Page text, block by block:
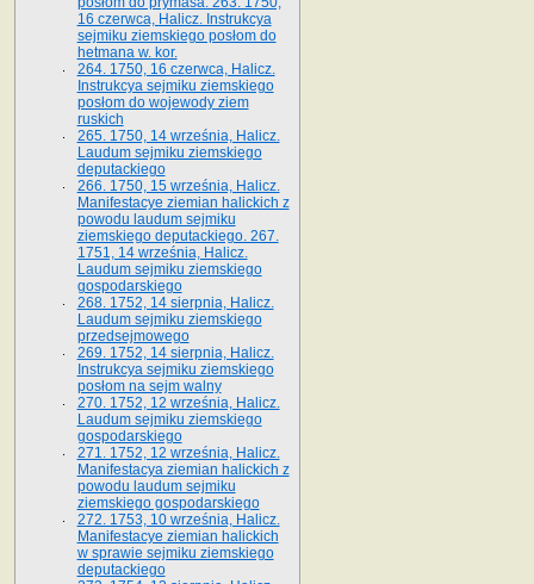
16 czerwca, Halicz. Instrukcya
sejmiku ziemskiego posłom do
hetmana w. kor.
264. 1750, 16 czerwca, Halicz.
Instrukcya sejmiku ziemskiego
posłom do wojewody ziem
ruskich
265. 1750, 14 września, Halicz.
Laudum sejmiku ziemskiego
deputackiego
266. 1750, 15 września, Halicz.
Manifestacye ziemian halickich z
powodu laudum sejmiku
ziemskiego deputackiego. 267.
1751, 14 września, Halicz.
Laudum sejmiku ziemskiego
gospodarskiego
268. 1752, 14 sierpnia, Halicz.
Laudum sejmiku ziemskiego
przedsejmowego
269. 1752, 14 sierpnia, Halicz.
Instrukcya sejmiku ziemskiego
posłom na sejm walny
270. 1752, 12 września, Halicz.
Laudum sejmiku ziemskiego
gospodarskiego
271. 1752, 12 września, Halicz.
Manifestacya ziemian halickich z
powodu laudum sejmiku
ziemskiego gospodarskiego
272. 1753, 10 września, Halicz.
Manifestacye ziemian halickich
w sprawie sejmiku ziemskiego
deputackiego